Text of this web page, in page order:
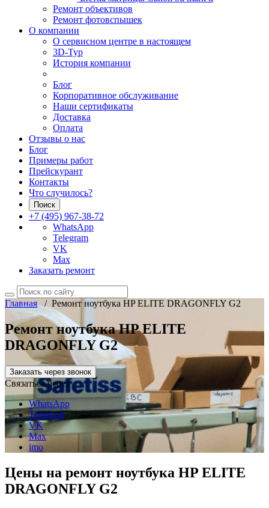
Ремонт объективов
Ремонт фотовспышек
О компании
О сервисном центре в настоящем
3D-Тур
История компании
Блог
Корпоративное обслуживание
Наши сертификаты
Доставка
Оплата
Отзывы о нас
Блог
Примеры работ
Прейскурант
Контакты
Что случилось?
Поиск
+7 (495) 967-38-72
WhatsApp
Telegram
VK
Max
Заказать ремонт
Главная/ Ремонт ноутбука HP ELITE DRAGONFLY G2
Ремонт ноутбука HP ELITE
DRAGONFLY G2
Заказать через звонок
Связаться через
WhatsApp
Telegram
VK
Max
imo
Цены на ремонт ноутбука HP ELITE
DRAGONFLY G2